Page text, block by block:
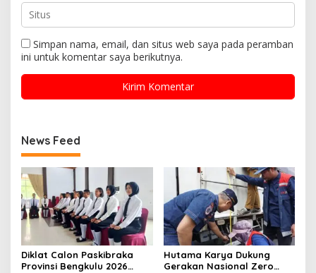
Simpan nama, email, dan situs web saya pada peramban
ini untuk komentar saya berikutnya.
News Feed
Diklat Calon Paskibraka
Provinsi Bengkulu 2026
Hutama Karya Dukung
Gerakan Nasional Zero